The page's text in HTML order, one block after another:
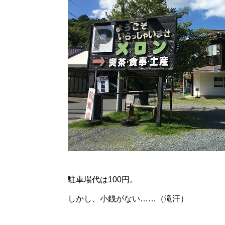
駐車場代は100円。
しかし、小銭がない……（滝汗）